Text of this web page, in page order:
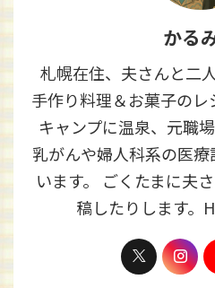
かる
札幌在住、夫さんと二
手作り料理＆お菓子の
キャンプに温泉、元職
乳がんや婦人科系の医
います。 ごくたまに夫
稿したりします。